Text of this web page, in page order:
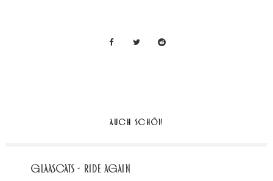
AUCH SCHÖN
Glaascats - Ride Again